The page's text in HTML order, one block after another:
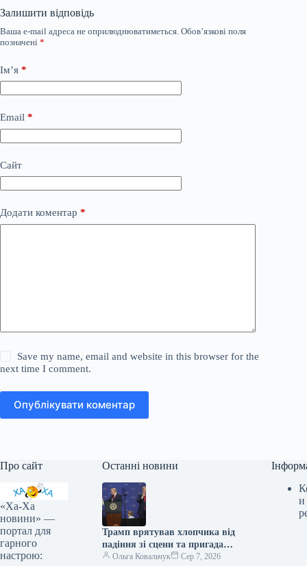
Залишити відповідь
Ваша e-mail адреса не оприлюднюватиметься. Обов’язкові поля
позначені *
Ім’я *
Email *
Сайт
Додати коментар *
Save my name, email and website in this browser for the
next time I comment.
Опублікувати коментар
Про сайт
«Ха-Ха
новини» —
портал для
гарного
настрою:
Останні новини
Трамп врятував хлопчика від
падіння зі сцени та пригадав
Байдена (відео)
Ольга Ковальчук
Сер 7, 2026
и